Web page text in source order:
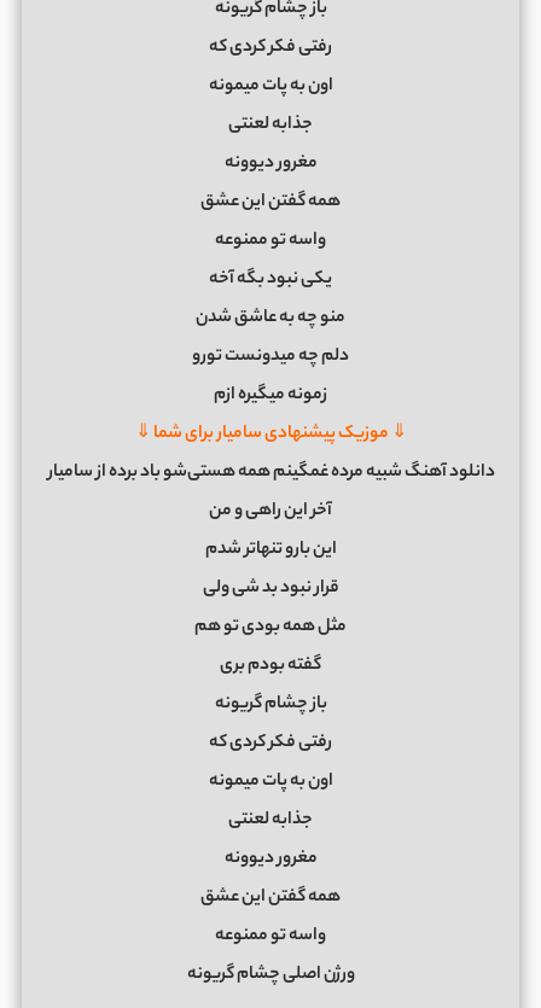
باز چشام گریونه
رفتی فکر کردی که
اون به پات میمونه
جذابه لعنتی
مغرور دیوونه
همه گفتن این عشق
واسه تو ممنوعه
یکی نبود بگه آخه
منو چه به عاشق شدن
دلم چه میدونست تورو
زمونه میگیره ازم
⇓ موزیک پیشنهادی سامیار برای شما ⇓
دانلود آهنگ شبیه مرده غمگینم همه هستی‌شو باد برده از سامیار
آخر این راهی و من
این بارو تنهاتر شدم
قرار نبود بد شی ولی
مثل همه بودی تو هم
گفته بودم بری
باز چشام گریونه
رفتی فکر کردی که
اون به پات میمونه
جذابه لعنتی
مغرور دیوونه
همه گفتن این عشق
واسه تو ممنوعه
ورژن اصلی چشام گریونه